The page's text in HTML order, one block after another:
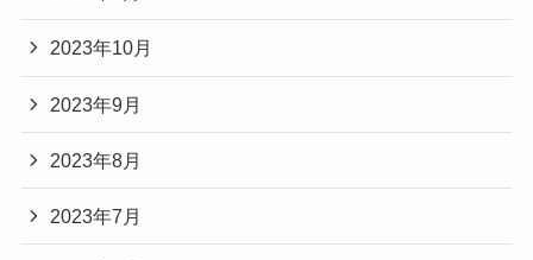
2023年10月
2023年9月
2023年8月
2023年7月